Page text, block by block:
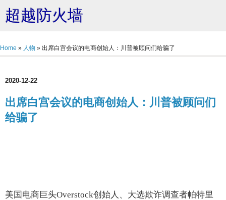
超越防火墙
Home » 人物 » 出席白宫会议的电商创始人：川普被顾问们给骗了
2020-12-22
出席白宫会议的电商创始人：川普被顾问们
给骗了
美国电商巨头Overstock创始人、大选欺诈调查者帕特里